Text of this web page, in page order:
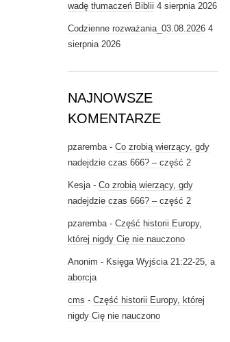
wadę tłumaczeń Biblii 4 sierpnia 2026
Codzienne rozważania_03.08.2026 4
sierpnia 2026
NAJNOWSZE
KOMENTARZE
pzaremba- Co zrobią wierzący, gdy
nadejdzie czas 666? – część 2
Kesja- Co zrobią wierzący, gdy
nadejdzie czas 666? – część 2
pzaremba- Część historii Europy,
której nigdy Cię nie nauczono
Anonim - Księga Wyjścia 21:22-25, a
aborcja
cms - Część historii Europy, której
nigdy Cię nie nauczono